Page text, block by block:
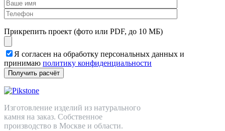
Прикрепить проект (фото или PDF, до 10 МБ)
Я согласен на обработку персональных данных и
принимаю политику конфиденциальности
Изготовление изделий из натурального
камня на заказ. Собственное
производство в Москве и области.